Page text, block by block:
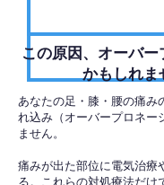
この原因、オーバ
かもしれま
あなたの足・膝・腰の痛み
れ込み（オーバープロネー
ません。
痛みが出た部位に電気治療
る。これらの対処療法だけ